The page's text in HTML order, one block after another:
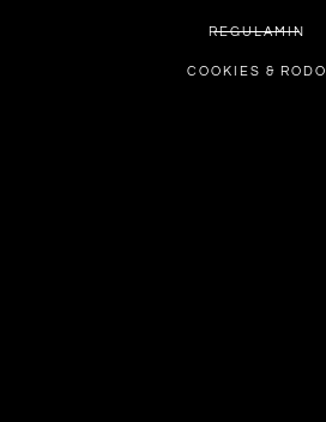
REGULAMIN
COOKIES & RODO